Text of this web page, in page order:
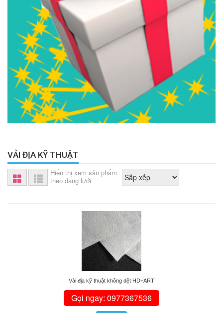
VẢI ĐỊA KỸ THUẬT
Hiển thị xem sản phẩm
theo dạng lưới
Vải địa kỹ thuật không dệt HD+ART
Gọi ngay: 0977367536